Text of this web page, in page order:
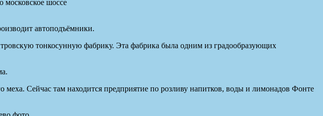
автоподъёмники.
тонкосунную фабрику. Эта фабрика была одним из градообразующих
меха. Сейчас там находится предприятие по розливу напитков, воды и лимонадов Фонте